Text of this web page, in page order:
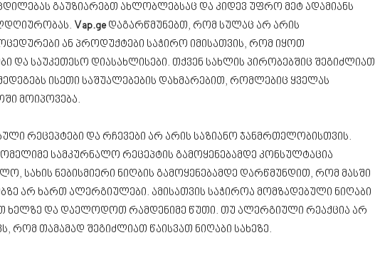
გაუზიარებთ ახლობლებსაც და კიდევ უფრო მეტ ადამიანს
Vap.geდაგარწმუნებთ, რომ სულაც არ არის
ან პროდუქტები საჭირო იმისათვის, რომ იყოთ
და საუკეთესო დიასახლისები. თქვენ სახლის პირობებშიც შეგიძლიათ
ისეთი საშუალებების დახმარებით, რომლებიც ყველას
მოიპოვება.
რეცეპტები და რჩევები არ არის საზიანო ჯანმრთელობისთვის.
სამკურნალო რეცეპტის გამოყენებამდე კონსულტაცია
სახის ნებისმიერი ნიღბის გამოყენებამდე დარწმუნდით, რომ მასში
არ ხართ ალერგიულები. ამისათვის საჭიროა მომზადებული ნიღაბი
ხელზე და დაელოდოთ რამდენიმე წუთი. თუ ალერგიული რეაქცია არ
რომ თამამად შეგიძლიათ წაისვათ ნიღაბი სახეზე.